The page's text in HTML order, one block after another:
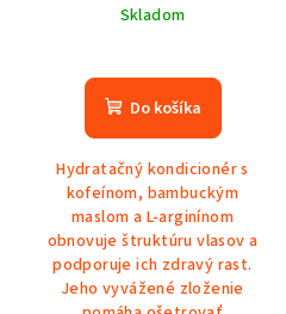
Skladom
Do košíka
Hydratačný kondicionér s
kofeínom, bambuckým
maslom a L-arginínom
obnovuje štruktúru vlasov a
podporuje ich zdravý rast.
Jeho vyvážené zloženie